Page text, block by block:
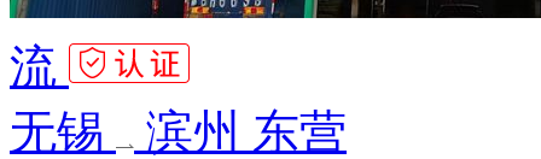
流
无锡
滨州 东营